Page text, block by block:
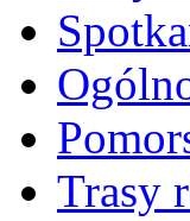
Trasy